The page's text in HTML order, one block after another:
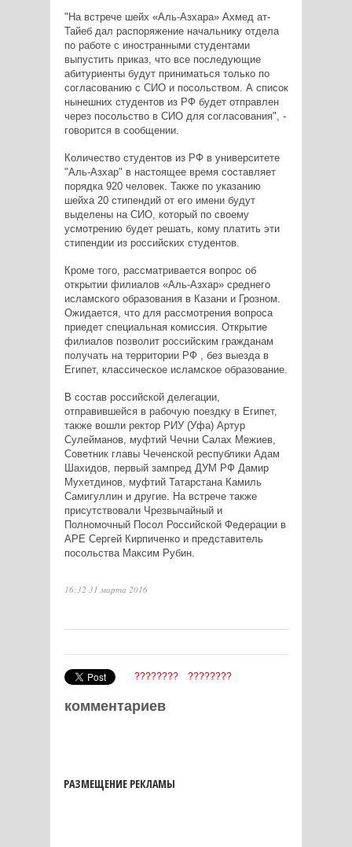
"На встрече шейх «Аль-Азхара» Ахмед ат-
Тайеб дал распоряжение начальнику отдела
по работе с иностранными студентами
выпустить приказ, что все последующие
абитуриенты будут приниматься только по
согласованию с СИО и посольством. А список
нынешних студентов из РФ будет отправлен
через посольство в СИО для согласования", -
говорится в сообщении.
Количество студентов из РФ в университете
"Аль-Азхар" в настоящее время составляет
порядка 920 человек. Также по указанию
шейха 20 стипендий от его имени будут
выделены на СИО, который по своему
усмотрению будет решать, кому платить эти
стипендии из российских студентов.
Кроме того, рассматривается вопрос об
открытии филиалов «Аль-Азхар» среднего
исламского образования в Казани и Грозном.
Ожидается, что для рассмотрения вопроса
приедет специальная комиссия. Открытие
филиалов позволит российским гражданам
получать на территории РФ , без выезда в
Египет, классическое исламское образование.
В состав российской делегации,
отправившейся в рабочую поездку в Египет,
также вошли ректор РИУ (Уфа) Артур
Сулейманов, муфтий Чечни Салах Межиев,
Советник главы Чеченской республики Адам
Шахидов, первый зампред ДУМ РФ Дамир
Мухетдинов, муфтий Татарстана Камиль
Самигуллин и другие. На встрече также
присутствовали Чрезвычайный и
Полномочный Посол Российской Федерации в
АРЕ Сергей Кирпиченко и представитель
посольства Максим Рубин.
16:32 31 марта 2016
???????? ????????
комментариев
РАЗМЕЩЕНИЕ РЕКЛАМЫ